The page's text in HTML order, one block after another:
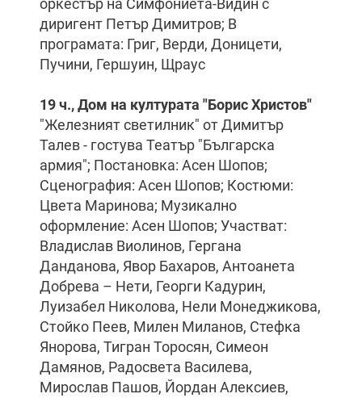
оркестър на Симфониета-Видин с
диригент Петър Димитров; В
програмата: Григ, Верди, Доницети,
Пучини, Гершуин, Щраус
19 ч., Дом на културата "Борис Христов"
"Железният светилник" от Димитър
Талев - гостува Театър "Българска
армия"; Постановка: Асен Шопов;
Сценография: Асен Шопов; Костюми:
Цвета Маринова; Музикално
оформление: Асен Шопов; Участват:
Владислав Виолинов, Гергана
Данданова, Явор Бахаров, Антоанета
Добрева – Нети, Георги Кадурин,
Луизабел Николова, Нели Монеджикова,
Стойко Пеев, Милен Миланов, Стефка
Янорова, Тигран Торосян, Симеон
Дамянов, Радосвета Василева,
Мирослав Пашов, Йордан Алексиев,